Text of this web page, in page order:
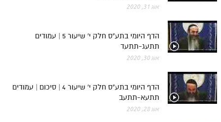
אוג 31, 2020
הדף היומי בתע"ס חלק י' שיעור 5 | עמודים
תתעג-תתעד
אוג 30, 2020
הדף היומי בתע"ס חלק י' שיעור 4 | סיכום | עמודים
תתעא-תתעב
אוג 28, 2020